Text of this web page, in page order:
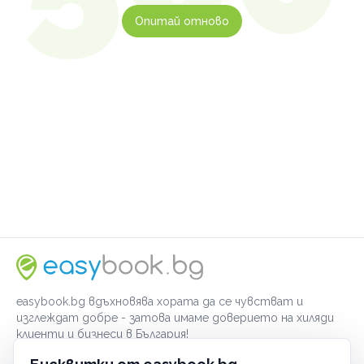
Опитай отново
easybook.bg вдъхновява хората да се чувстват и
изглеждат добре - затова имаме доверието на хиляди
клиенти и бизнеси в България!